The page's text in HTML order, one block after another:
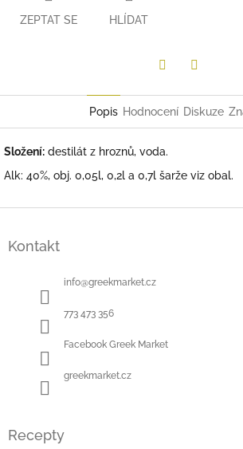
ZEPTAT SE HLÍDAT
Popis Hodnocení Diskuze
Složení: destilát z hroznů, voda.
Alk: 40%, obj. 0,05l, 0,2l a 0,7l šarže viz obal.
Kontakt
info@greekmarket.cz
773 473 356
Facebook Greek Market
greekmarket.cz
Recepty